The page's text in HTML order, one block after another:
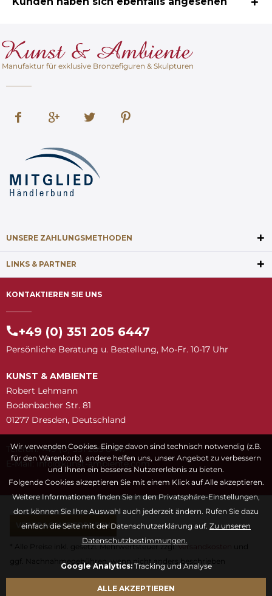
Manufaktur für exklusive Bronzefiguren & Skulpturen
UNSERE ZAHLUNGSMETHODEN
LINKS & PARTNER
KONTAKTIEREN SIE UNS
+49 (0) 351 205 6447
Persönliche Beratung u. Bestellung, Mo-Fr. 10-17 Uhr
KUNST & AMBIENTE
Robert Lehmann
Bodenbacher Str. 81
01277 Dresden, Deutschland
Telefon: +49 (0) 351 205 6447
E-Mail:
moc.etneibma-t
snuk@ofni
VERTRAG WIDERRUFEN
* Alle Preise inkl. gesetzl. Mehrwertsteuer zzgl.Versandkosten
und
ggf. Nachnahmegebühren, wenn nicht anders beschrieben
Wir verwenden Cookies. Einige davon sind technisch notwendig (z.B.
für den Warenkorb), andere helfen uns, unser Angebot zu verbessern
und Ihnen ein besseres Nutzererlebnis zu bieten.
Folgende Cookies akzeptieren Sie mit einem Klick auf Alle akzeptieren.
Weitere Informationen finden Sie in den Privatsphäre-Einstellungen,
dort können Sie Ihre Auswahl auch jederzeit ändern. Rufen Sie dazu
einfach die Seite mit der Datenschutzerklärung auf. Zu unseren
Datenschutzbestimmungen.
Google Analytics:Tracking und Analyse
ALLE AKZEPTIEREN